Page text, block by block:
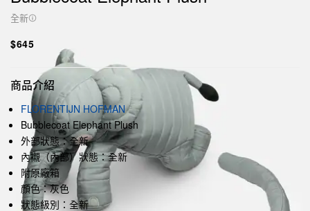
全新
$645
商品介紹
FLORENTIJN HOFMAN
Bubblecoat Elephant Plush
外部狀態：全新
內襯（內部）狀態：全新
附原廠箱
顏色：灰色
狀態級別：全新